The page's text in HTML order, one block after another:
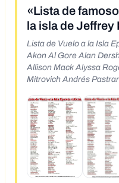
«Lista de
la isla de Jeffrey
Lista de Vuelo a la Isla
Akon Al Gore Alan
Allison Mack Alyssa
Mitrovich Andrés
Sanders Beyoncé
Bob Saget (deceased)
Callum Hudson-Odoi
Sheen Charlize Theron
Chris Wagner Chrissy
Courteney Cox
David Koch David